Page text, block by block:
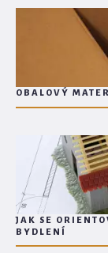
OBALOVÝ
JAK SE
BYDLENÍ